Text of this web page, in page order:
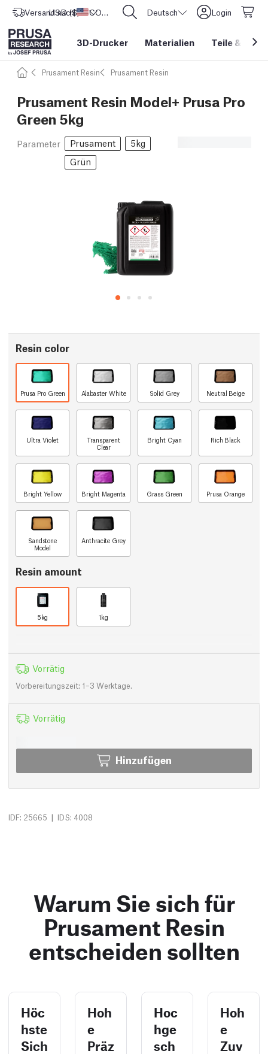
Versand nach Vereinigte Staaten
USD ($) CORE One L: Jetzt auf Lager! Deutsch Login
3D-Drucker Materialien Teile &
Prusament Resin Prusament Resin
Prusament Resin Model+ Prusa Pro
Green 5kg
Parameter Prusament
5kg
Grün
Resin color
Prusa Pro Green Alabaster White Solid Grey Neutral Beige
Ultra Violet
Transparent
Clear
Bright Cyan Rich Black
Bright Yellow Bright Magenta Grass Green Prusa Orange
Sandstone
Model
Anthracite Grey
Resin amount
5kg 1kg
Vorrätig
Vorbereitungszeit: 1–3 Werktage.
Vorrätig
Hinzufügen
IDF: 25665 | IDS: 4008
Warum Sie sich für
Prusament Resin
entscheiden sollten
Höc
hste
Sich
Hoh
e
Präz
Hoc
hge
sch
Hoh
e
Zuv